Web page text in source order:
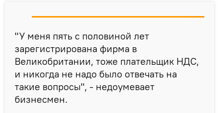
"У меня пять с половиной лет
зарегистрирована фирма в
Великобритании, тоже плательщик НДС,
и никогда не надо было отвечать на
такие вопросы", - недоумевает
бизнесмен.